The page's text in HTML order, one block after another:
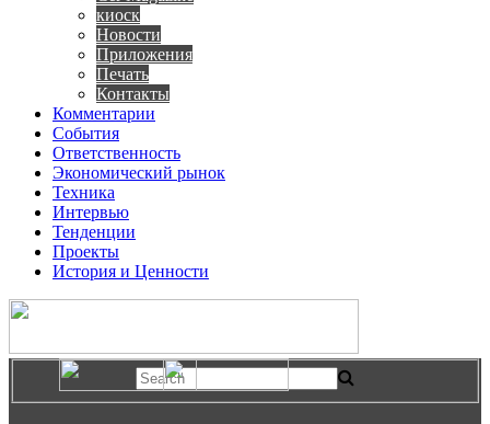
киоск
Новости
Приложения
Печать
Контакты
Комментарии
События
Ответственность
Экономический рынок
Техника
Интервью
Тенденции
Проекты
История и Ценности